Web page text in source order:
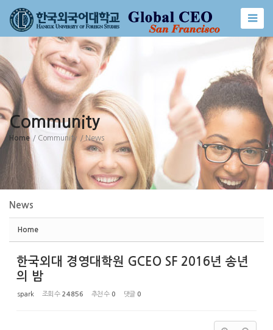
Community
Home / Community / News
News
Home
한국외대 경영대학원 GCEO SF 2016년 송년
의 밤
spark 조회 수 24856 추천 수 0 댓글 0
Sketchbook5, 스케치북5
Sketchbook5, 스케치북5